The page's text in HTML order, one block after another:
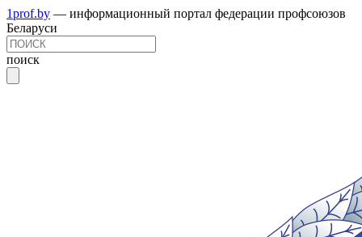
1prof.by — информационный портал федерации профсоюзов
Беларуси
поиск